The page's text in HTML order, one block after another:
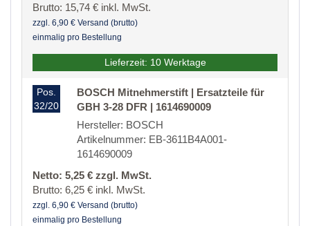
Brutto: 15,74 € inkl. MwSt.
zzgl. 6,90 € Versand (brutto)
einmalig pro Bestellung
Lieferzeit: 10 Werktage
Pos.
32/20
BOSCH Mitnehmerstift | Ersatzteile für
GBH 3-28 DFR | 1614690009
Hersteller: BOSCH
Artikelnummer: EB-3611B4A001-
1614690009
Netto: 5,25 € zzgl. MwSt.
Brutto: 6,25 € inkl. MwSt.
zzgl. 6,90 € Versand (brutto)
einmalig pro Bestellung